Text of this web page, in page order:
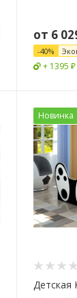
от 6
-40%
+ 1395
Новинка
Детская